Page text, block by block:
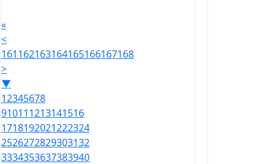
«
<
161162163164165166167168
>
▼
12345678
910111213141516
1718192021222324
2526272829303132
3334353637383940